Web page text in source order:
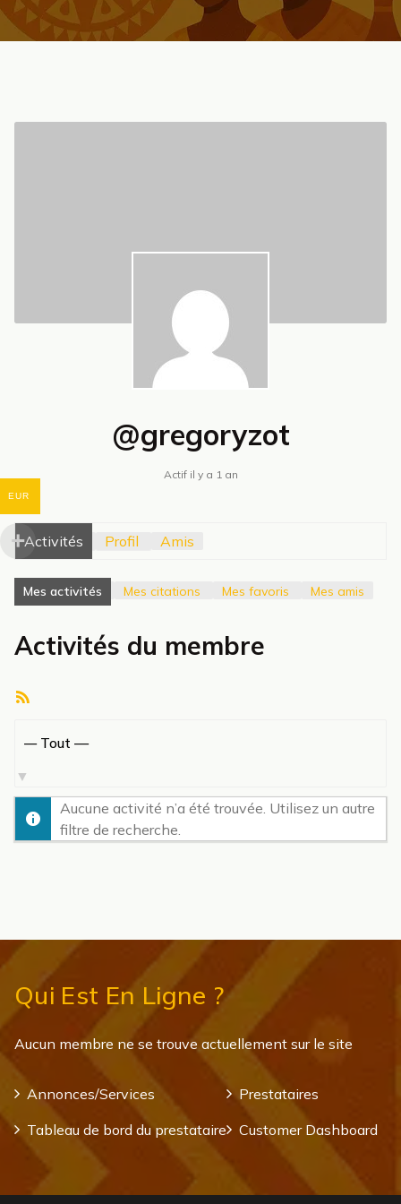
@gregoryzot
Actif il y a 1 an
Activités Profil Amis
Mes activités Mes citations Mes favoris Mes amis
Activités du membre
par
activité:
Aucune activité n’a été trouvée. Utilisez un autre
filtre de recherche.
Qui Est En Ligne ?
Aucun membre ne se trouve actuellement sur le site
Annonces/Services
Prestataires
Tableau de bord du prestataire
Customer Dashboard
EUR